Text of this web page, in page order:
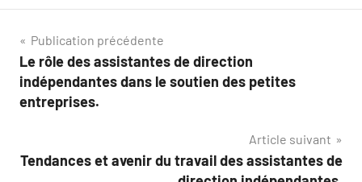
Navigation
de
l’article
Publication précédente
Le rôle des assistantes de direction
indépendantes dans le soutien des petites
entreprises.
Article suivant
Tendances et avenir du travail des assistantes de